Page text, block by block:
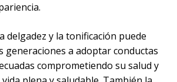
delgadez y la tonificación puede
generaciones a adoptar conductas
comprometiendo su salud y